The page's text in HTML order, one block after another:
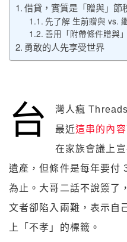
借貸，實質是「贈與」節
先了解 生前贈與 vs.
善用「附帶條件贈與」
勇敢的人先享受世界
台
灣人瘋
最近這串的內容
在家族會議上
遺產，但條件是每年要付
為止。大哥二話不說簽了
文者卻陷入兩難，表示自
上「不孝」的標籤。